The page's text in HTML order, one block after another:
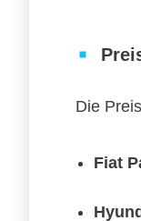
Die
Fiat